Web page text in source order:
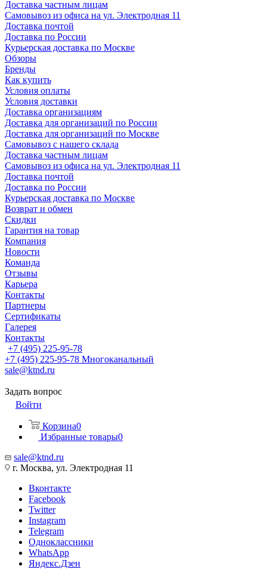
Доставка частным лицам
Самовывоз из офиса на ул. Электродная 11
Доставка почтой
Доставка по России
Курьерская доставка по Москве
Обзоры
Бренды
Как купить
Условия оплаты
Условия доставки
Доставка организациям
Доставка для организаций по России
Доставка для организаций по Москве
Самовывоз с нашего склада
Доставка частным лицам
Самовывоз из офиса на ул. Электродная 11
Доставка почтой
Доставка по России
Курьерская доставка по Москве
Возврат и обмен
Скидки
Гарантия на товар
Компания
Новости
Команда
Отзывы
Карьера
Контакты
Партнеры
Сертификаты
Галерея
Контакты
+7 (495) 225-95-78
+7 (495) 225-95-78 Многоканальный
sale@ktnd.ru
Задать вопрос
Войти
Корзина0
Избранные товары0
sale@ktnd.ru
г. Москва, ул. Электродная 11
Вконтакте
Facebook
Twitter
Instagram
Telegram
Одноклассники
WhatsApp
Яндекс.Дзен